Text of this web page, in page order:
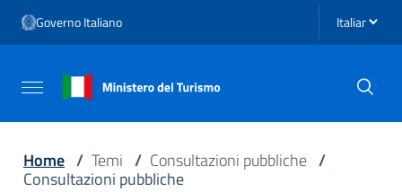
Vai al menu di navigazione
Vai al footer
Governo Italiano Seleziona
Attiva / disattiva la navigazione
Home / Temi / Consultazioni pubbliche /
Consultazioni pubbliche